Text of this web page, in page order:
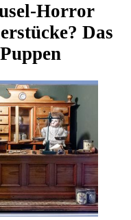
Horror
Das